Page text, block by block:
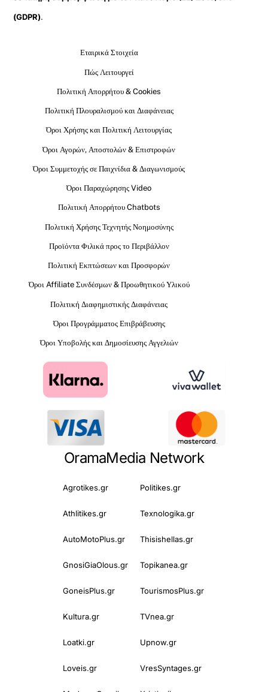
(GDPR).
Εταιρικά Στοιχεία
Πώς Λειτουργεί
Πολιτική Απορρήτου & Cookies
Πολιτική Πλουραλισμού και Διαφάνειας
Όροι Χρήσης και Πολιτική Λειτουργίας
Όροι Αγορών, Αποστολών & Επιστροφών
Όροι Συμμετοχής σε Παιχνίδια & Διαγωνισμούς
Όροι Παραχώρησης Video
Πολιτική Απορρήτου Chatbots
Πολιτική Χρήσης Τεχνητής Νοημοσύνης
Προϊόντα Φιλικά προς το Περιβάλλον
Πολιτική Εκπτώσεων και Προσφορών
Όροι Affiliate Συνδέσμων & Προωθητικού Υλικού
Πολιτική Διαφημιστικής Διαφάνειας
Όροι Προγράμματος Επιβράβευσης
Όροι Υποβολής και Δημοσίευσης Αγγελιών
OramaMedia Network
Agrotikes.gr Politikes.gr
Athlitikes.gr Texnologika.gr
AutoMotoPlus.gr Thisishellas.gr
GnosiGiaOlous.gr Topikanea.gr
GoneisPlus.gr TourismosPlus.gr
Kultura.gr TVnea.gr
Loatki.gr Upnow.gr
Loveis.gr VresSyntages.gr